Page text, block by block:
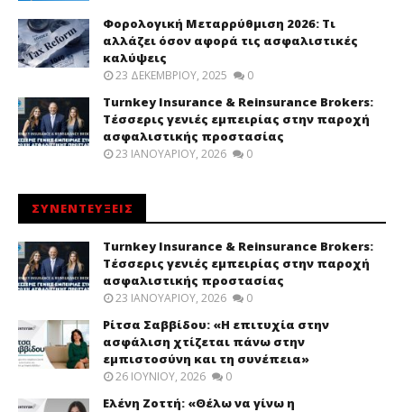
Φορολογική Μεταρρύθμιση 2026: Τι
αλλάζει όσον αφορά τις ασφαλιστικές
καλύψεις
23 ΔΕΚΕΜΒΡΊΟΥ, 2025 0
Turnkey Insurance & Reinsurance Brokers:
Τέσσερις γενιές εμπειρίας στην παροχή
ασφαλιστικής προστασίας
23 ΙΑΝΟΥΑΡΊΟΥ, 2026 0
ΣΥΝΕΝΤΕΥΞΕΙΣ
Turnkey Insurance & Reinsurance Brokers:
Τέσσερις γενιές εμπειρίας στην παροχή
ασφαλιστικής προστασίας
23 ΙΑΝΟΥΑΡΊΟΥ, 2026 0
Ρίτσα Σαββίδου: «Η επιτυχία στην
ασφάλιση χτίζεται πάνω στην
εμπιστοσύνη και τη συνέπεια»
26 ΙΟΥΝΊΟΥ, 2026 0
Ελένη Ζοττή: «Θέλω να γίνω η